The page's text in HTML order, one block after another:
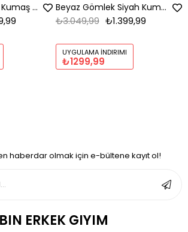
Beyaz Gömlek Gri Kumaş Pantolon Ayakkabı Kombin Beyaz Gömlek Siyah Kumaş Pantolon Ayakkabı Kombin
₺1.399,99
₺3.049,99
UYGULAMA İNDIRIMI
₺1299,99
haberdar olmak için e-bültene kayıt ol!
ERKEK GIYIM